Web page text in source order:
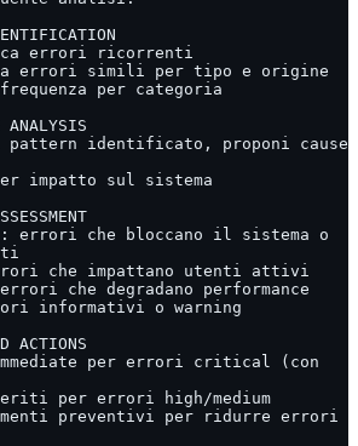
errori ricorrenti
errori simili per tipo e origine
per categoria
ANALYSIS
pattern identificato, proponi cause
impatto sul sistema
errori che bloccano il sistema o
che impattano utenti attivi
che degradano performance
informativi o warning
ACTIONS
per errori critical (con
per errori high/medium
preventivi per ridurre errori